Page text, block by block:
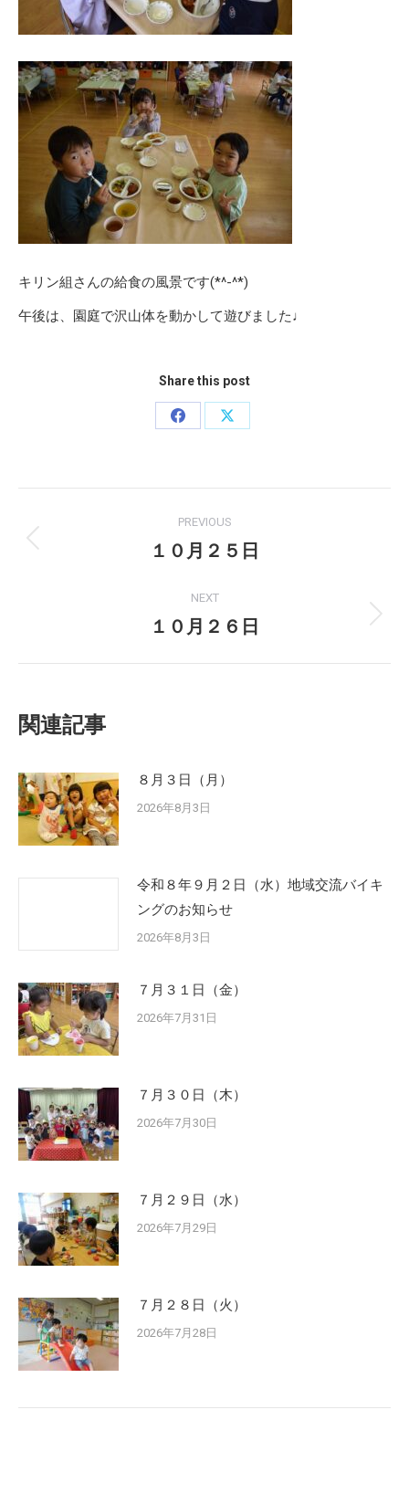
キリン組さんの給食の風景です(*^-^*)
午後は、園庭で沢山体を動かして遊びました♩
Share this post
Share
Share
navigation
PREVIOUS
Previous
１０月２５日
NEXT
Next
１０月２６日
関連記事
８月３日（月）
2026年8月3日
令和８年９月２日（水）地域交流バイキ
ングのお知らせ
2026年8月3日
７月３１日（金）
2026年7月31日
７月３０日（木）
2026年7月30日
７月２９日（水）
2026年7月29日
７月２８日（火）
2026年7月28日